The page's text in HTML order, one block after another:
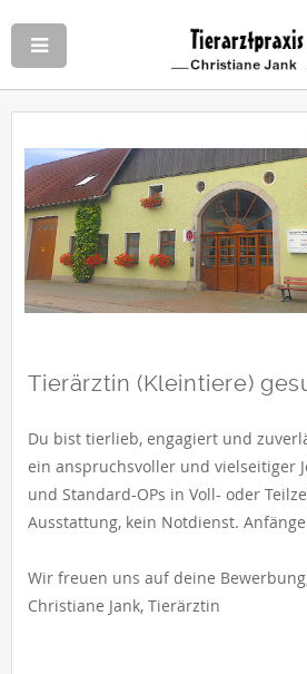
Tierärztin (Kleintiere)
Du bist tierlieb, engagiert und
ein anspruchsvoller und vielseitiger
und Standard-OPs in Voll- oder
Ausstattung, kein Notdienst.
Wir freuen uns auf deine
Christiane Jank, Tierärztin